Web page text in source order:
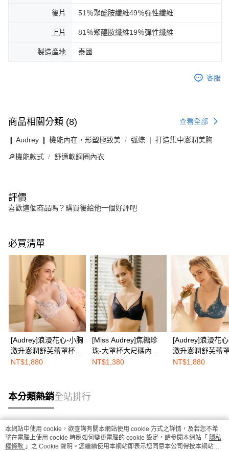
後片 51％聚醯胺纖維49％彈性纖維
上片 81％聚醯胺纖維19％彈性纖維
製造產地 泰國
客服
商品相關分類 (8) 查看全部
❙ Audrey ❙ 機能內在，形塑極致美 弧蝶 ❘ 打造集中澎潤美胸
🔎機能款式 舒適軟鋼圈內衣
評價
喜歡這個商品嗎？購買後給他一個好評吧
必買清單
[Audrey]浪漫花心-小胸
激升澎潤舒芙蕾罩杯內
衣-甜心粉
NT$1,880
[Miss Audrey]焦糖珍
珠-大罩杯大尺碼內衣-
性感深紫
NT$1,380
[Audrey]浪漫花
激升澎潤舒芙蕾
衣-古典藍
NT$1,880
本分類熱銷全站排行
熱門標籤
本網站中使用 cookie，欲查詢有關本網站使用 cookie 方式之詳情，及若您不希
望在電腦上使用 cookie 時應如何變更電腦的 cookie 設定，請參閱本網站「 隱私
權條款 」之 Cookie 聲明。您繼續使用本網站即表示您同意本公司得按本網站使